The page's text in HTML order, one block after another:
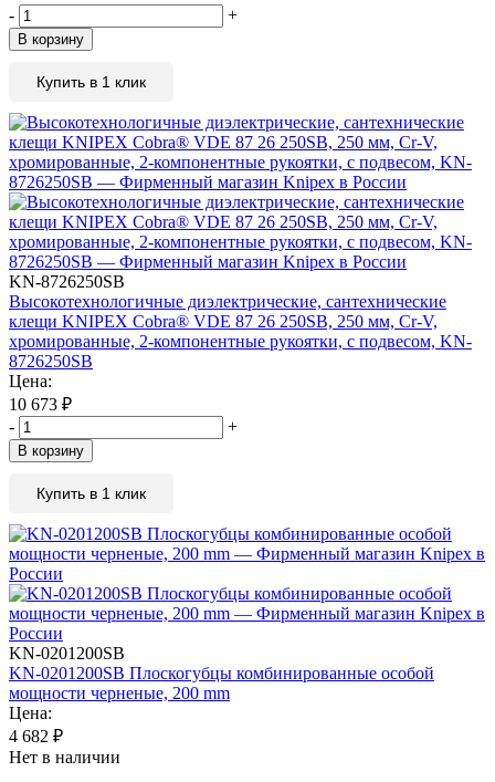
-
+
В корзину
Купить в 1 клик
KN-8726250SB
Высокотехнологичные диэлектрические, сантехнические
клещи KNIPEX Cobra® VDE 87 26 250SB, 250 мм, Cr-V,
хромированные, 2-компонентные рукоятки, с подвесом, KN-
8726250SB
Цена:
10 673 ₽
-
+
В корзину
Купить в 1 клик
KN-0201200SB
KN-0201200SB Плоскогубцы комбинированные особой
мощности черненые, 200 mm
Цена:
4 682 ₽
Нет в наличии